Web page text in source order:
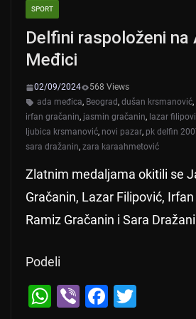
SPORT
Delfini raspoloženi na
Međici
02/09/2024
568 Views
ada međica, Beograd, dušan krsmanović,
irfan gračanin, jasmin gračanin, lazar
ljubica krsmanović, novi pazar, pk delfin
sara dražanin, zara karaahmetović
Zlatnim medaljama okitili se
Gračanin, Lazar Filipović,
Ramiz Gračanin i Sara
Podeli
W Vi F